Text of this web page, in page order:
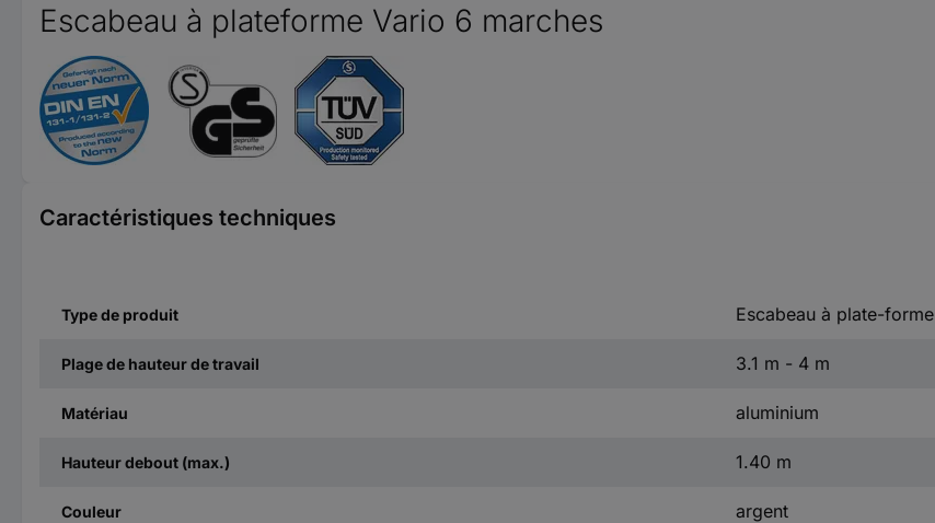
Escabeau à plateforme Vario 6 marches
Caractéristiques techniques
Type de produit Escabeau à plate-forme
Plage de hauteur de travail 3.1 m - 4 m
Matériau aluminium
Hauteur debout (max.) 1.40 m
Couleur argent